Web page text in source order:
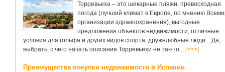
Торревьеха – это шикарные пляжи, превосходная
погода (лучший климат в Европе, по мнению
организации здравоохранения), выгодные
предложения объектов недвижимости, отличные
условия для гольфа и других видов спорта, дружелюбные люди... Да,
выбрать, с чего начать описание Торревьехи не так-то... [>>>]
Преимущества покупки недвижимости в Испании